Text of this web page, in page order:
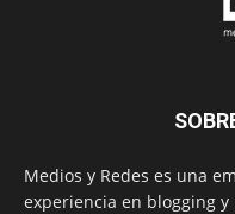
Medios y Redes es una
experiencia en blogging